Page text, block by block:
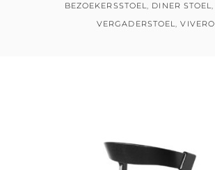
BEZOEKERSSTOEL, DINER STOEL,
VERGADERSTOEL,VIVERO